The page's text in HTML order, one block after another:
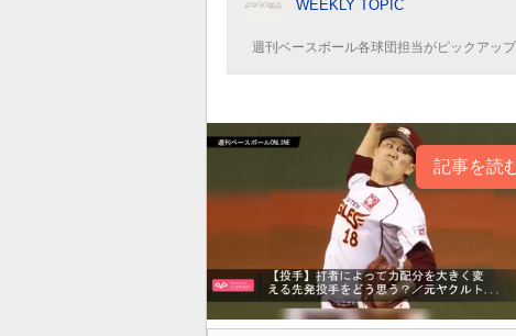
WEEKLY TOPIC
週刊ベースボール各球団担当がピックアップ
記事を読